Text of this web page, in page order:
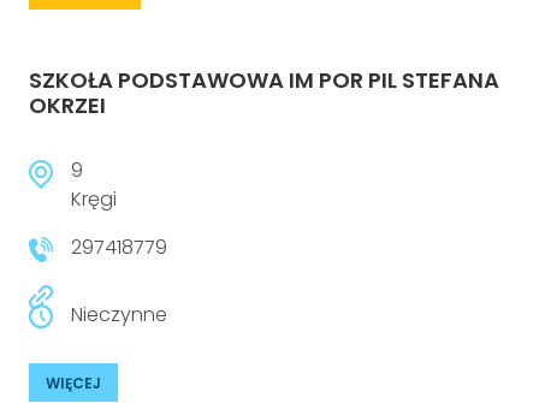
SZKOŁA PODSTAWOWA IM POR PIL STEFANA
OKRZEI
9
Kręgi
297418779
Nieczynne
WIĘCEJ